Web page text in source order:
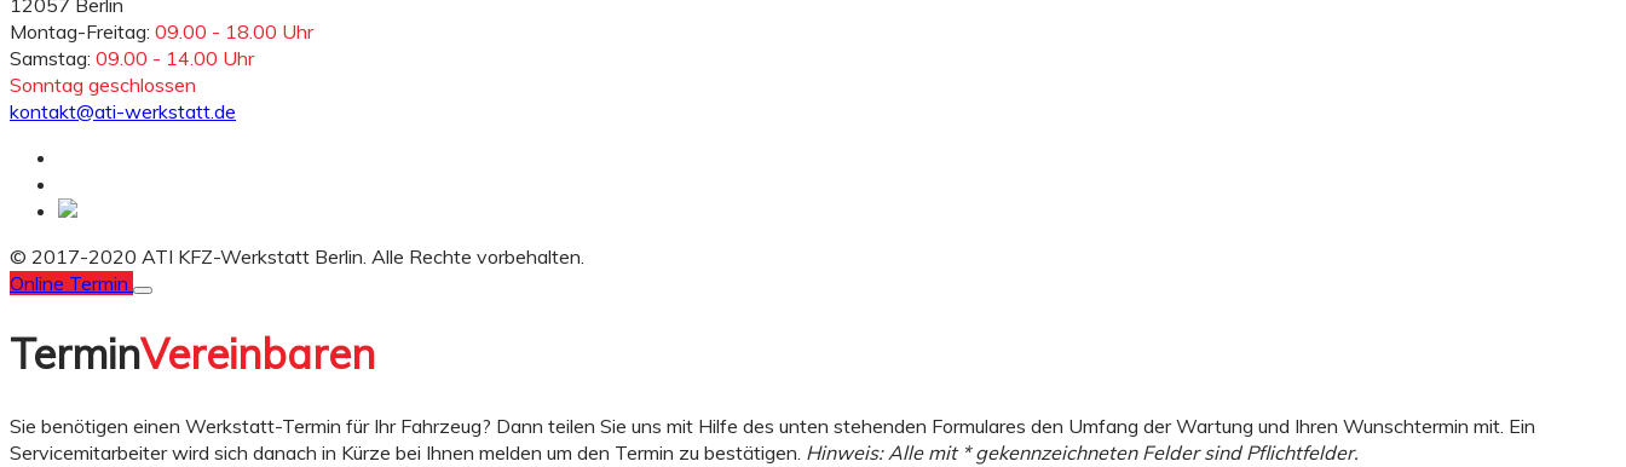
Montag-Freitag: 09.00 - 18.00 Uhr
Samstag: 09.00 - 14.00 Uhr
Sonntag geschlossen
kontakt@ati-werkstatt.de
© 2017-2020 ATI KFZ-Werkstatt Berlin. Alle Rechte vorbehalten.
Online Termin
TerminVereinbaren
Sie benötigen einen Werkstatt-Termin für Ihr Fahrzeug? Dann teilen Sie uns mit Hilfe des unten stehenden Formulares den Umfang der Wartung und Ihren Wunschtermin mit. Ein
Servicemitarbeiter wird sich danach in Kürze bei Ihnen melden um den Termin zu bestätigen. Hinweis: Alle mit * gekennzeichneten Felder sind Pflichtfelder.